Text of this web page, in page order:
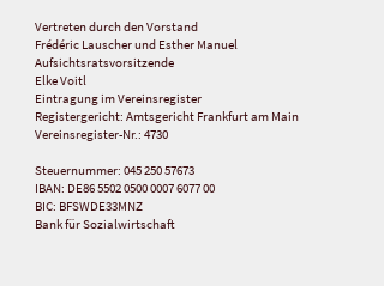
Vertreten durch den Vorstand
Frédéric Lauscher und Esther Manuel
Aufsichtsratsvorsitzende
Elke Voitl
Eintragung im Vereinsregister
Registergericht: Amtsgericht Frankfurt am Main
Vereinsregister-Nr.: 4730
Steuernummer: 045 250 57673
IBAN: DE86 5502 0500 0007 6077 00
BIC: BFSWDE33MNZ
Bank für Sozialwirtschaft